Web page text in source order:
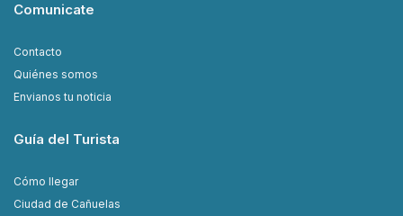
Comunicate
Contacto
Quiénes somos
Envianos tu noticia
Guía del Turista
Cómo llegar
Ciudad de Cañuelas